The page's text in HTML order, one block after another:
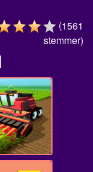
(1561
stemmer)